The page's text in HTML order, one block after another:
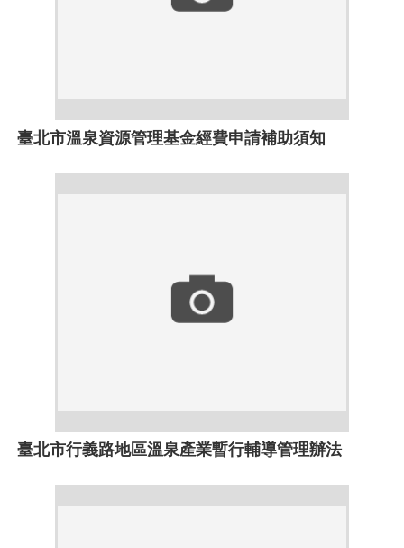
臺北市溫泉資源管理基金經費申請補助須知
臺北市行義路地區溫泉產業暫行輔導管理辦法